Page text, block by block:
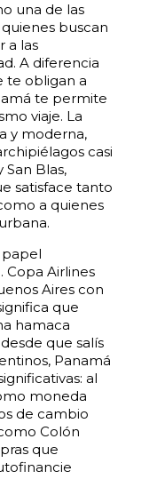
una de las
buscan
a las
A diferencia
te obligan a
te permite
viaje. La
y moderna,
casi
Blas,
satisface tanto
a quienes
papel
Airlines
Aires con
que
hamaca
que salís
Panamá
al
moneda
de cambio
Colón
que